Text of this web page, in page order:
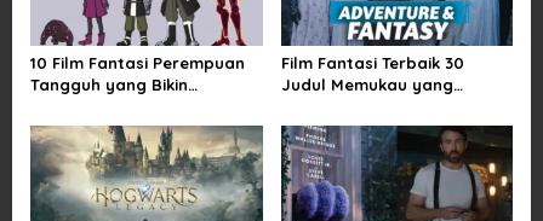
a
t
i
o
n
10 Film Fantasi Perempuan
Tangguh yang Bikin
Damsel
Film Fantasi Terbaik 30
Judul Memukau yang